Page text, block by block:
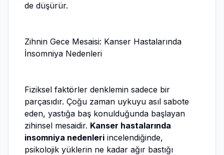
de düşürür.
Zihnin Gece Mesaisi: Kanser Hastalarında
İnsomniya Nedenleri
Fiziksel faktörler denklemin sadece bir
parçasıdır. Çoğu zaman uykuyu asıl sabote
eden, yastığa baş konulduğunda başlayan
zihinsel mesaidir. Kanser hastalarında
insomniya nedenleri incelendiğinde,
psikolojik yüklerin ne kadar ağır bastığı